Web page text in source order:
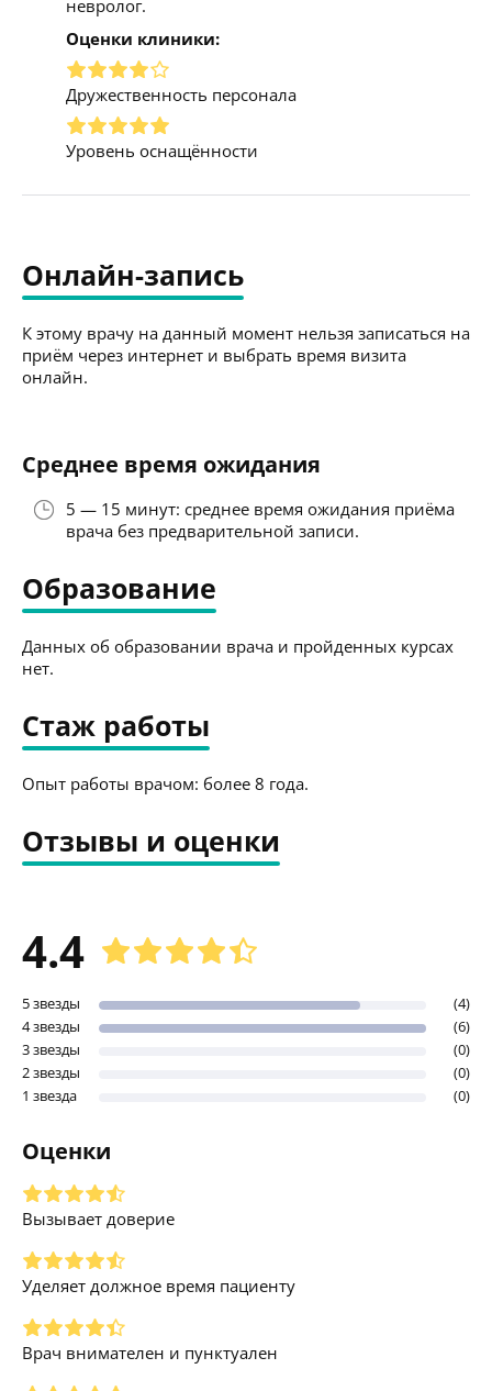
невролог.
Оценки клиники:
Дружественность персонала
Уровень оснащённости
Онлайн-запись
К этому врачу на данный момент нельзя записаться на
приём через интернет и выбрать время визита
онлайн.
Среднее время ожидания
5 — 15 минут: среднее время ожидания приёма
врача без предварительной записи.
Образование
Данных об образовании врача и пройденных курсах
нет.
Стаж работы
Опыт работы врачом: более 8 года.
Отзывы и оценки
4.4
5 звезды
(4)
4 звезды
(6)
3 звезды
(0)
2 звезды
(0)
1 звезда
(0)
Оценки
Вызывает доверие
Уделяет должное время пациенту
Врач внимателен и пунктуален